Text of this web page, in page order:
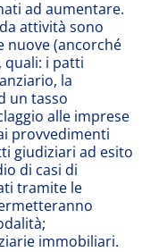
ad aumentare.
attività sono
nuove (ancorché
quali: i patti
la
un tasso
alle imprese
provvedimenti
giudiziari ad esito
di casi di
tramite le
immobiliari.